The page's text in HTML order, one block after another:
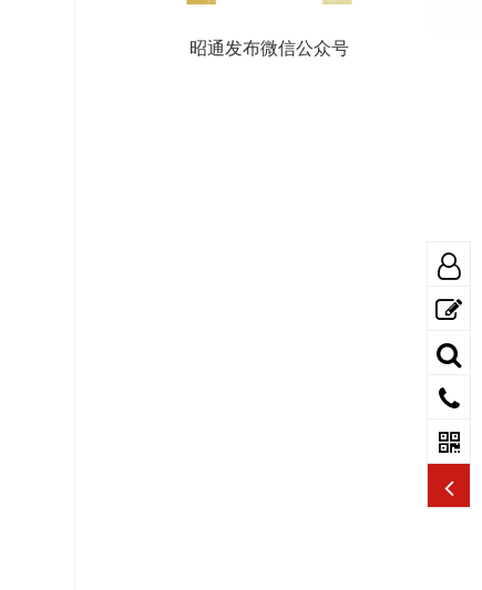
昭通发布微信公众号